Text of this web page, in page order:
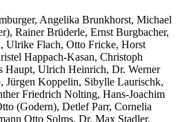
Angelika Brunkhorst, Michael
Rainer Brüderle, Ernst Burgbacher,
Ulrike Flach, Otto Fricke, Horst
Happach-Kasan, Christoph
Haupt, Ulrich Heinrich, Dr. Werner
Koppelin, Sibylle Laurischk,
Friedrich Nolting, Hans-Joachim
(Godern), Detlef Parr, Cornelia
Otto Solms, Dr. Max Stadler,